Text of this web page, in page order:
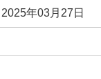
年03月27日